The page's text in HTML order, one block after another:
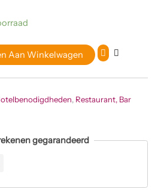
Aan Winkelwagen
, Restaurant, Bar
gegarandeerd